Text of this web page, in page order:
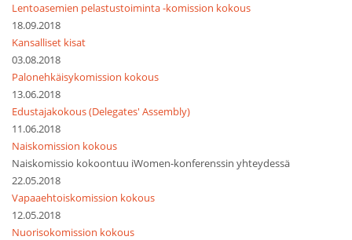
Lentoasemien pelastustoiminta -komission kokous
18.09.2018
Kansalliset kisat
03.08.2018
Palonehkäisykomission kokous
13.06.2018
Edustajakokous (Delegates' Assembly)
11.06.2018
Naiskomission kokous
Naiskomissio kokoontuu iWomen-konferenssin yhteydessä
22.05.2018
Vapaaehtoiskomission kokous
12.05.2018
Nuorisokomission kokous